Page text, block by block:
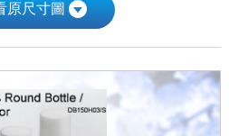
原尺寸圖